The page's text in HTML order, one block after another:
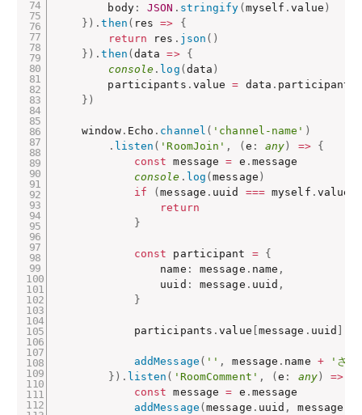
        body
: JSON . stringify ( myself .value )
} ) .then ( res =>
{
return res . json ( )
} ) .then ( data =>
{
console . log ( data )
        participants
. value = data . participants
} )
    window
. Echo . channel ( 'channel-name' )
. listen ( 'RoomJoin' , ( e : any ) =>
{
const message = e . message
console . log (message )
if
(message . uuid === myself . value
return
}
const participant =
{
                name
: message . name ,
                uuid
: message . uuid ,
}
            participants
.value message . uuid
addMessage ( '' , message . name +
'さん
} ) . listen ( 'RoomComment' , (e : any) =>
const message = e . message
addMessage ( message . uuid , message